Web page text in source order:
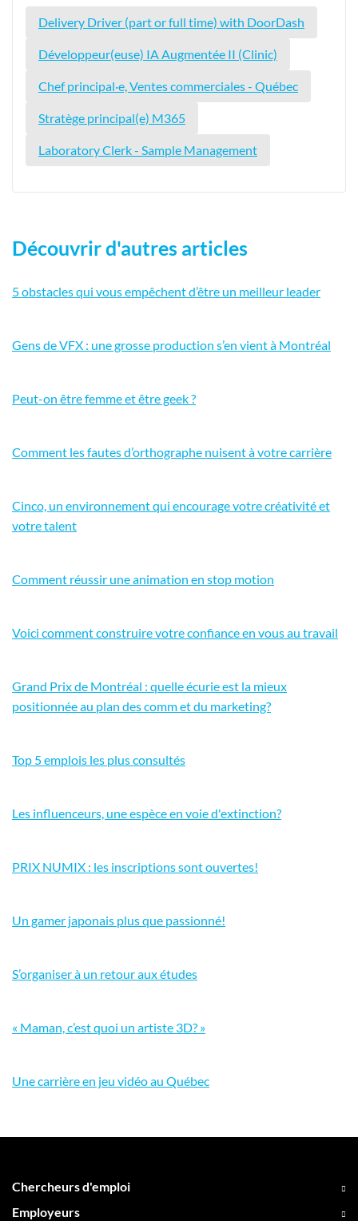
Delivery Driver (part or full time) with DoorDash
Développeur(euse) IA Augmentée II (Clinic)
Chef principal·e, Ventes commerciales - Québec
Stratège principal(e) M365
Laboratory Clerk - Sample Management
Découvrir d'autres articles
5 obstacles qui vous empêchent d’être un meilleur leader
Gens de VFX : une grosse production s’en vient à Montréal
Peut-on être femme et être geek ?
Comment les fautes d’orthographe nuisent à votre carrière
Cinco, un environnement qui encourage votre créativité et
votre talent
Comment réussir une animation en stop motion
Voici comment construire votre confiance en vous au travail
Grand Prix de Montréal : quelle écurie est la mieux
positionnée au plan des comm et du marketing?
Top 5 emplois les plus consultés
Les influenceurs, une espèce en voie d'extinction?
PRIX NUMIX : les inscriptions sont ouvertes!
Un gamer japonais plus que passionné!
S’organiser à un retour aux études
« Maman, c’est quoi un artiste 3D? »
Une carrière en jeu vidéo au Québec
Chercheurs d'emploi
Employeurs